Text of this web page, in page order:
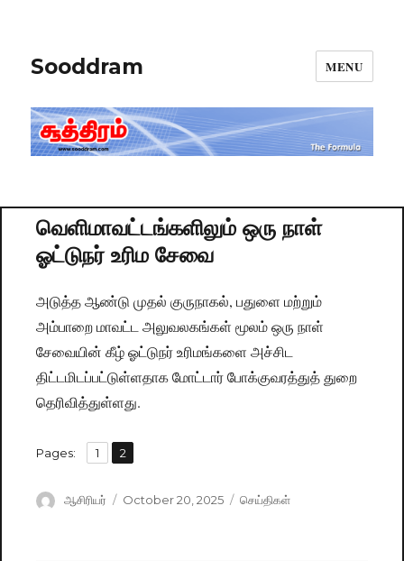
Sooddram MENU
வெளிமாவட்டங்களிலும் ஒரு நாள்
ஓட்டுநர் உரிம சேவை
அடுத்த ஆண்டு முதல் குருநாகல், பதுளை மற்றும்
அம்பாறை மாவட்ட அலுவலகங்கள் மூலம் ஒரு நாள்
சேவையின் கீழ் ஓட்டுநர் உரிமங்களை அச்சிட
திட்டமிடப்பட்டுள்ளதாக மோட்டார் போக்குவரத்துத் துறை
தெரிவித்துள்ளது.
Pages: Page
1 ,
Page
2
Author
ஆசிரியர்
Posted
October 20, 2025 Categories
செய்திகள்